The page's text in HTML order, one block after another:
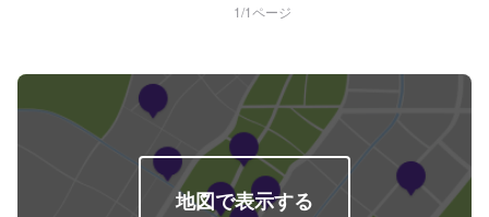
1/1ページ
地図で表示する